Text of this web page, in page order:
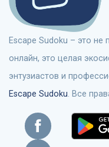
Escape Sudoku – это не просто сайт для игры в судоку
онлайн, это целая
энтузиастов и
Escape Sudoku. Все